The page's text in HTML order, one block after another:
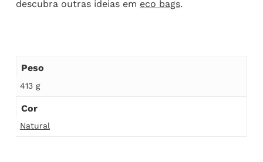
descubra outras ideias em eco bags.
Peso
413 g
Cor
Natural